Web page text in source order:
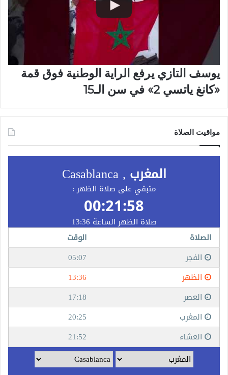
يوسف التازي يرفع الراية الوطنية فوق قمة
«كانغ ياتسي 2» في سن الـ15
مواقيت الصلاة